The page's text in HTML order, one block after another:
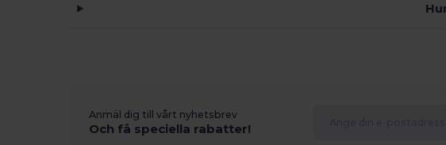
Anmäl dig till vårt nyhetsbrev
Och få speciella rabatter!